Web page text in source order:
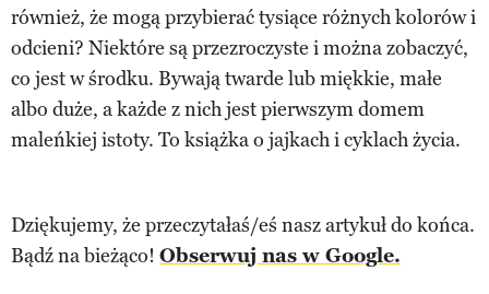
również, że mogą przybierać tysiące różnych kolorów i
odcieni? Niektóre są przezroczyste i można zobaczyć,
co jest w środku. Bywają twarde lub miękkie, małe
albo duże, a każde z nich jest pierwszym domem
maleńkiej istoty. To książka o jajkach i cyklach życia.
Dziękujemy, że przeczytałaś/eś nasz artykuł do końca.
Bądź na bieżąco! Obserwuj nas w Google.